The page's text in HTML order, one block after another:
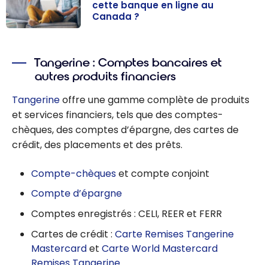
cette banque
en ligne au
Canada ?
cette banque en ligne au
Canada ?
Tangerine : Comptes bancaires et
autres produits financiers
Tangerineoffre une gamme complète de produits
et services financiers, tels que des comptes-
chèques, des comptes d’épargne, des cartes de
crédit, des placements et des prêts.
Compte-chèqueset compte conjoint
Compte d’épargne
Comptes enregistrés : CELI, REER et FERR
Cartes de crédit : Carte Remises Tangerine
Mastercardet Carte World Mastercard